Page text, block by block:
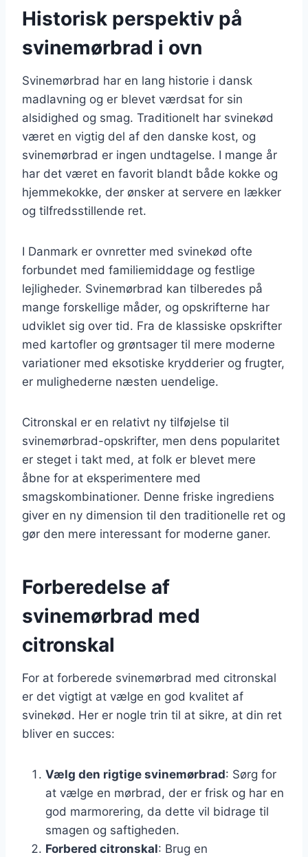
Historisk perspektiv på
svinemørbrad i ovn
Svinemørbrad har en lang historie i dansk
madlavning og er blevet værdsat for sin
alsidighed og smag. Traditionelt har svinekød
været en vigtig del af den danske kost, og
svinemørbrad er ingen undtagelse. I mange år
har det været en favorit blandt både kokke og
hjemmekokke, der ønsker at servere en lækker
og tilfredsstillende ret.
I Danmark er ovnretter med svinekød ofte
forbundet med familiemiddage og festlige
lejligheder. Svinemørbrad kan tilberedes på
mange forskellige måder, og opskrifterne har
udviklet sig over tid. Fra de klassiske opskrifter
med kartofler og grøntsager til mere moderne
variationer med eksotiske krydderier og frugter,
er mulighederne næsten uendelige.
Citronskal er en relativt ny tilføjelse til
svinemørbrad-opskrifter, men dens popularitet
er steget i takt med, at folk er blevet mere
åbne for at eksperimentere med
smagskombinationer. Denne friske ingrediens
giver en ny dimension til den traditionelle ret og
gør den mere interessant for moderne ganer.
Forberedelse af
svinemørbrad med
citronskal
For at forberede svinemørbrad med citronskal
er det vigtigt at vælge en god kvalitet af
svinekød. Her er nogle trin til at sikre, at din ret
bliver en succes:
Vælg den rigtige svinemørbrad: Sørg for
at vælge en mørbrad, der er frisk og har en
god marmorering, da dette vil bidrage til
smagen og saftigheden.
Forbered citronskal: Brug en